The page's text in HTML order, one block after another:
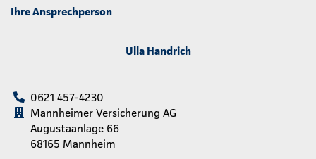
Ihre Ansprechperson
Ulla Handrich
0621 457-4230
Mannheimer Versicherung AG
Augustaanlage 66
68165 Mannheim